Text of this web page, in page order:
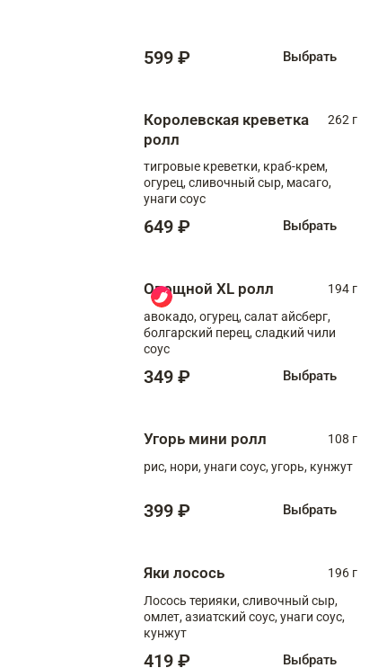
599 ₽ Выбрать
Королевская креветка
ролл
262 г
тигровые креветки, краб-крем,
огурец, сливочный сыр, масаго,
унаги соус
649 ₽ Выбрать
Овощной XL ролл
194 г
авокадо, огурец, салат айсберг,
болгарский перец, сладкий чили
соус
349 ₽ Выбрать
Угорь мини ролл
108 г
рис, нори, унаги соус, угорь, кунжут
399 ₽ Выбрать
Яки лосось
196 г
Лосось терияки, сливочный сыр,
омлет, азиатский соус, унаги соус,
кунжут
419 ₽ Выбрать